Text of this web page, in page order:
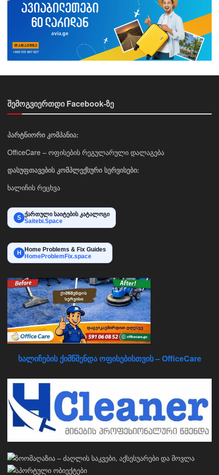
შემოგვიერთდი Facebook-ზე
პარტნიორი კომპანია:
OfficeCare – ოფისების რეგულარული დალაგება
დასუფთავების კომპლექსური სერვისები:
ხალიჩის რეცხვა
S ქართული საიტების კატალოგი
Saitebi.Space
H
Home Problems & Fix Guides
HomeProblemFix.space
ხალიჩების ქიმწმენდა ოფისებისთვის – OfficeCare